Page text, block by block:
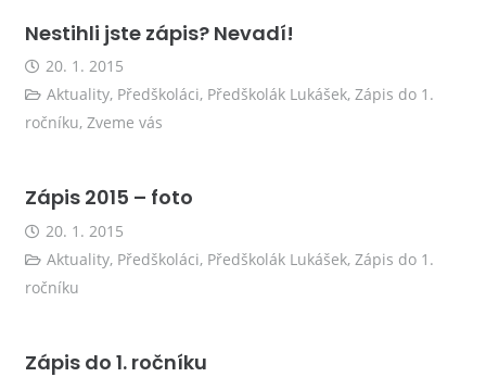
Nestihli jste zápis? Nevadí!
20. 1. 2015
Aktuality, Předškoláci, Předškolák Lukášek, Zápis do 1.
ročníku, Zveme vás
Zápis 2015 – foto
20. 1. 2015
Aktuality, Předškoláci, Předškolák Lukášek, Zápis do 1.
ročníku
Zápis do 1. ročníku